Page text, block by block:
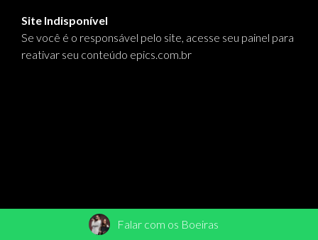
Site Indisponível
Se você é o responsável pelo site, acesse seu painel para
reativar seu conteúdo epics.com.br
Falar com os Boeiras